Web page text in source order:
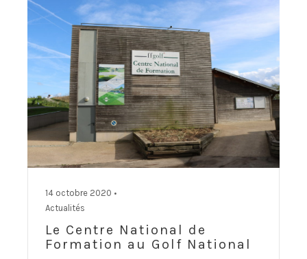
14 octobre 2020 •
Actualités
Le Centre National de
Formation au Golf National